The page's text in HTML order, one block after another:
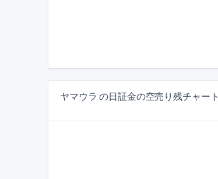
ヤマウラ の日証金の空売り残チャート